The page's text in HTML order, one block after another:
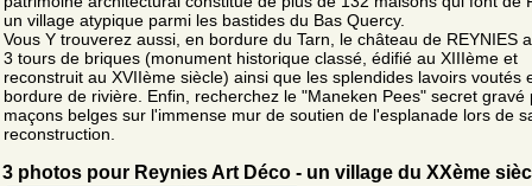
un village atypique parmi les bastides du Bas Quercy.
Vous Y trouverez aussi, en bordure du Tarn, le château de REYNIES
3 tours de briques (monument historique classé, édifié au XIIIème et
reconstruit au XVIIème siècle) ainsi que les splendides lavoirs voutés
bordure de rivière. Enfin, recherchez le "Maneken Pees" secret gravé
maçons belges sur l'immense mur de soutien de l'esplanade lors de
reconstruction.
3 photos pour Reynies Art Déco - un village du XXème